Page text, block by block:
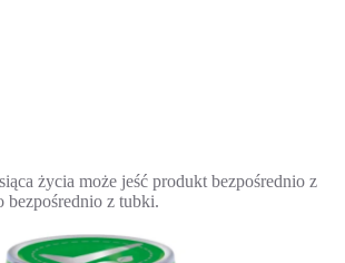
życia może jeść produkt bezpośrednio z
bezpośrednio z tubki.